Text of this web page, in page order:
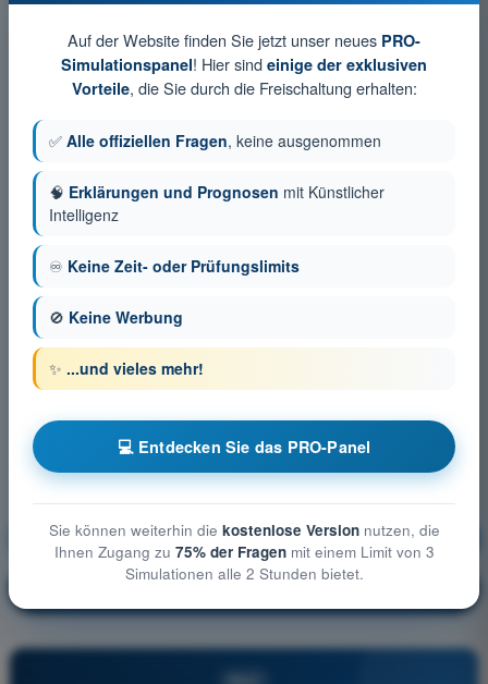
Betriebsverfahren Ausbildung!
Auf der Website finden Sie jetzt unser neues PRO-
Simulationspanel! Hier sind einige der exklusiven
Vorteile, die Sie durch die Freischaltung erhalten:
✅ Alle offiziellen Fragen, keine ausgenommen
🧠 Erklärungen und Prognosen mit Künstlicher
Intelligenz
♾️ Keine Zeit- oder Prüfungslimits
🚫 Keine Werbung
✨ ...und vieles mehr!
💻 Entdecken Sie das PRO-Panel
Sie können weiterhin die kostenlose Versionnutzen, die
Ihnen Zugang zu 75% der Fragenmit einem Limit von 3
Simulationen alle 2 Stunden bietet.